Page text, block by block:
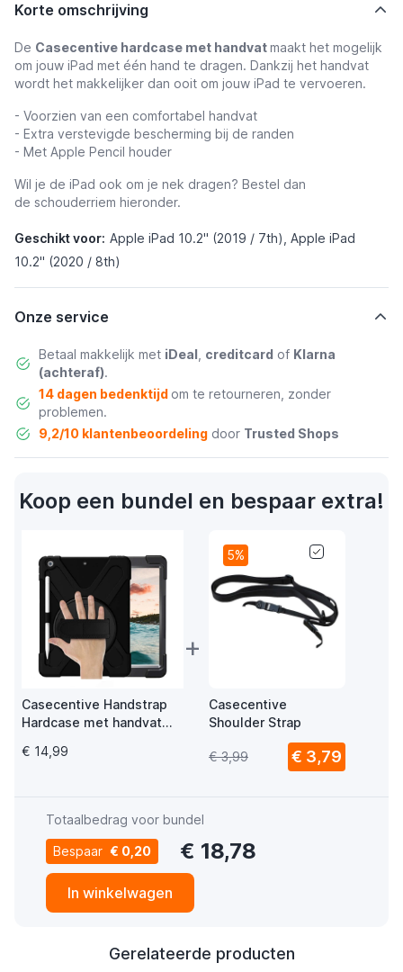
Korte omschrijving
De Casecentive hardcase met handvatmaakt het mogelijk
om jouw iPad met één hand te dragen. Dankzij het handvat
wordt het makkelijker dan ooit om jouw iPad te vervoeren.
- Voorzien van een comfortabel handvat
- Extra verstevigde bescherming bij de randen
- Met Apple Pencil houder
Wil je de iPad ook om je nek dragen? Bestel dan
de schouderriem hieronder.
Geschikt voor: Apple iPad 10.2" (2019 / 7th), Apple iPad
10.2" (2020 / 8th)
Onze service
Betaal makkelijk met iDeal creditcard of Klarna
(achteraf).
14 dagen bedenktijd om te retourneren, zonder
problemen.
9,2/10 klantenbeoordelingdoor Trusted Shops
Koop een bundel en bespaar extra!
Casecentive Handstrap
Hardcase met handvat
zwart
€ 14,99
+
5%
Casecentive
Shoulder Strap
€ 3,99 € 3,79
Totaalbedrag voor bundel
Bespaar € 0,20 € 18,78
In winkelwagen
Gerelateerde producten